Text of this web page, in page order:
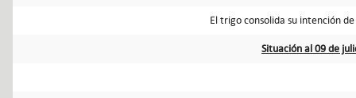
El trigo consolida su intención
Situación al 09 de